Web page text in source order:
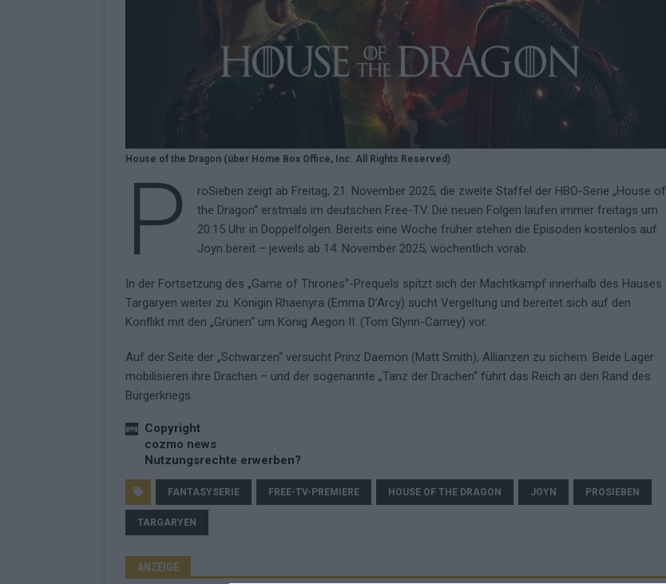
überrascht negativ EXTRA
House of the Dragon (über Home Box Office, Inc. All Rights Reserved)
P
roSieben zeigt ab Freitag, 21. November 2025, die zweite Staffel der HBO-Serie „House of
the Dragon“ erstmals im deutschen Free-TV. Die neuen Folgen laufen immer freitags um
20:15 Uhr in Doppelfolgen. Bereits eine Woche früher stehen die Episoden kostenlos auf
Joyn bereit – jeweils ab 14. November 2025, wöchentlich vorab.
In der Fortsetzung des „Game of Thrones“-Prequels spitzt sich der Machtkampf innerhalb des Hauses
Targaryen weiter zu. Königin Rhaenyra (Emma D’Arcy) sucht Vergeltung und bereitet sich auf den
Konflikt mit den „Grünen“ um König Aegon II. (Tom Glynn-Carney) vor.
Auf der Seite der „Schwarzen“ versucht Prinz Daemon (Matt Smith), Allianzen zu sichern. Beide Lager
mobilisieren ihre Drachen – und der sogenannte „Tanz der Drachen“ führt das Reich an den Rand des
Bürgerkriegs.
Copyright
cozmo news
Nutzungsrechte erwerben?
FANTASYSERIE FREE-TV-PREMIERE HOUSE OF THE DRAGON JOYN PROSIEBEN
TARGARYEN
ANZEIGE